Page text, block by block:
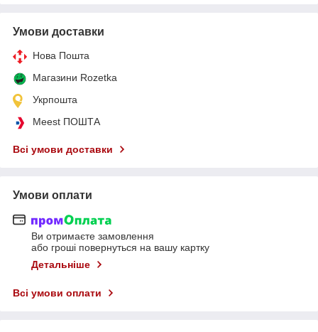
Умови доставки
Нова Пошта
Магазини Rozetka
Укрпошта
Meest ПОШТА
Всі умови доставки
Умови оплати
Ви отримаєте замовлення
або гроші повернуться на вашу картку
Детальніше
Всі умови оплати